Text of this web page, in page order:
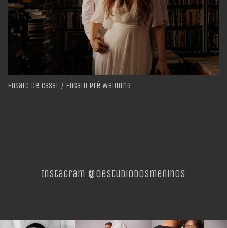
Ensaio de Casal / Ensaio Pré Wedding
Instagram @oestudiodosmeninos